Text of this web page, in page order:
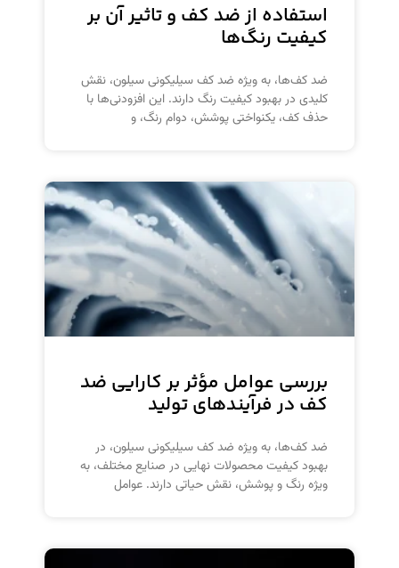
استفاده از ضد کف و تاثیر آن بر
کیفیت رنگ‌ها
ضد کف‌ها، به ویژه ضد کف سیلیکونی سیلون، نقش
کلیدی در بهبود کیفیت رنگ دارند. این افزودنی‌ها با
حذف کف، یکنواختی پوشش، دوام رنگ، و
بررسی عوامل مؤثر بر کارایی ضد
کف در فرآیندهای تولید
ضد کف‌ها، به ویژه ضد کف سیلیکونی سیلون، در
بهبود کیفیت محصولات نهایی در صنایع مختلف، به
ویژه رنگ و پوشش، نقش حیاتی دارند. عوامل